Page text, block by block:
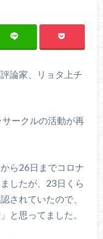
論家、リョタ上チ
ークルの活動が再
ら26日までコロナ
したが、23日くら
されていたので、
」と思ってました。